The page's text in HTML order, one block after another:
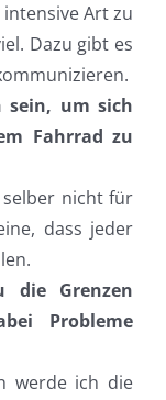
Art zu
Dazu gibt es
sein, um sich
Fahrrad zu
selber nicht für
dass jeder
die Grenzen
Probleme
werde ich die